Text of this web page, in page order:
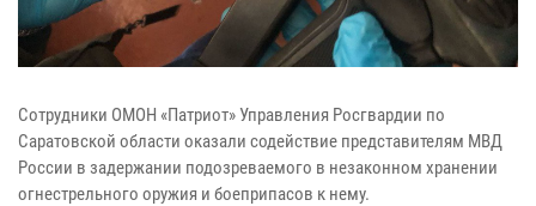
Сотрудники ОМОН «Патриот» Управления Росгвардии по
Саратовской области оказали содействие представителям МВД
России в задержании подозреваемого в незаконном хранении
огнестрельного оружия и боеприпасов к нему.